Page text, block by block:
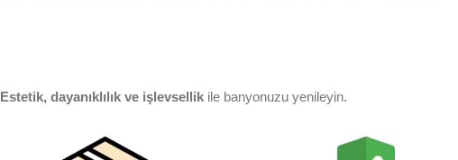
Estetik, dayanıklılık ve işlevsellik ile banyonuzu yenileyin.